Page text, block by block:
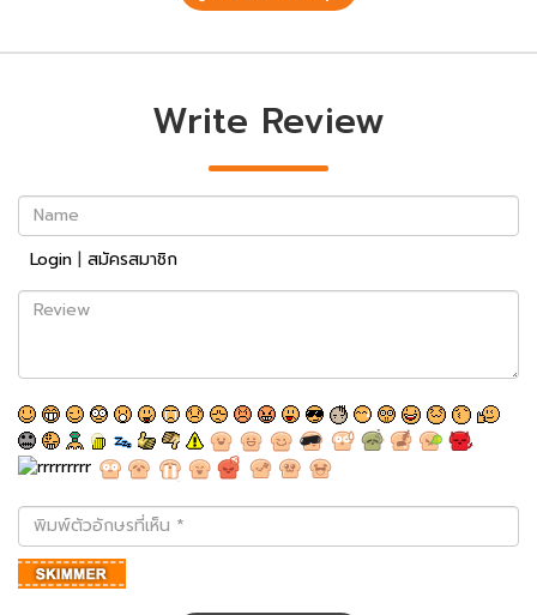
Write Review
Name
Login | สมัครสมาชิก
Review
พิมพ์
ตัว
อักษร
ที่